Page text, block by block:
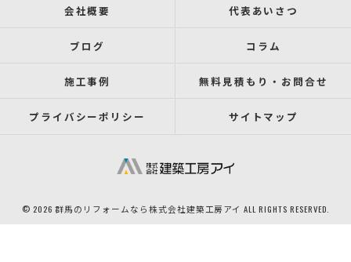
会社概要 代表あいさつ
ブログ コラム
施工事例 無料見積もり・お問合せ
プライバシーポリシー サイトマップ
© 2026 群馬のリフォームなら株式会社建築工房アイ ALL RIGHTS RESERVED.